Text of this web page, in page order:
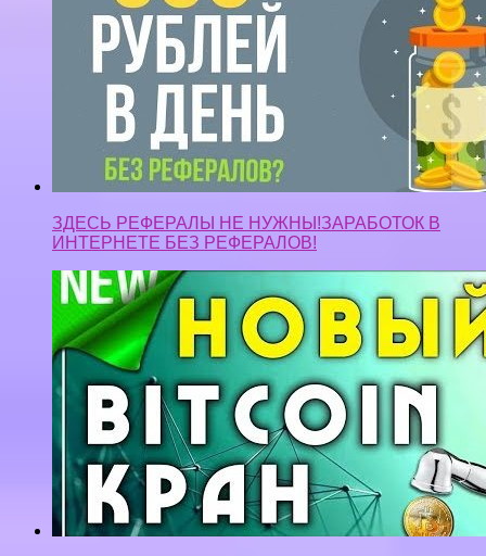
ЗДЕСЬ РЕФЕРАЛЫ НЕ НУЖНЫ!ЗАРАБОТОК В
ИНТЕРНЕТЕ БЕЗ РЕФЕРАЛОВ!